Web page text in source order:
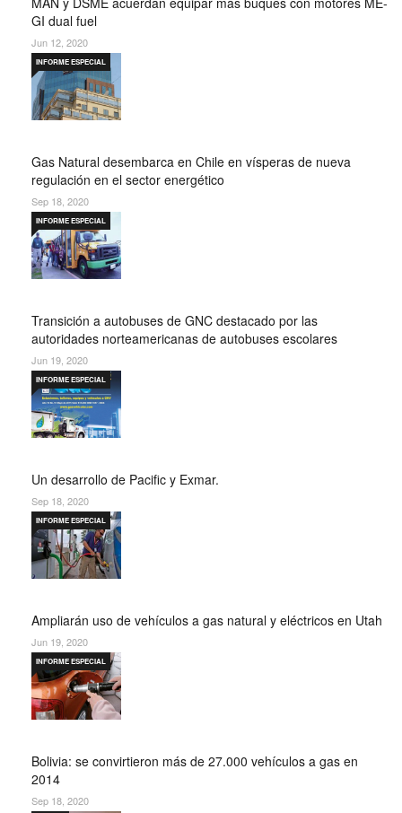
GI dual fuel
Jun 12, 2020
Gas Natural desembarca en Chile en vísperas de nueva
regulación en el sector energético
INFORME ESPECIAL
Sep 18, 2020
Transición a autobuses de GNC destacado por las
autoridades norteamericanas de autobuses escolares
INFORME ESPECIAL
Jun 19, 2020
Un desarrollo de Pacific y Exmar.
INFORME ESPECIAL
Sep 18, 2020
Ampliarán uso de vehículos a gas natural y eléctricos en Utah
INFORME ESPECIAL
Jun 19, 2020
Bolivia: se convirtieron más de 27.000 vehículos a gas en
2014
INFORME ESPECIAL
Sep 18, 2020